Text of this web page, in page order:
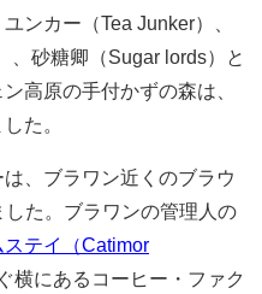
ンカー（Tea Junker）、
、砂糖卿（Sugar lords）と
高原の手付かずの森は、
た。
、ブラワン近くのブラウ
た。ブラワンの管理人の
テイ（Catimor
横にあるコーヒー・ファク